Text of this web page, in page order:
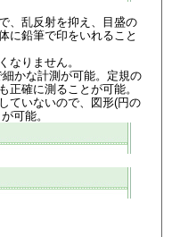
、乱反射を抑え、目盛の
に鉛筆で印をいれること
なりません。
かな計測が可能。定規の
正確に測ることが可能。
ていないので、図形(円の
可能。